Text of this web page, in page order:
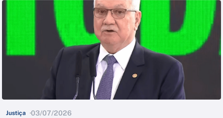
Justiça 03/07/2026